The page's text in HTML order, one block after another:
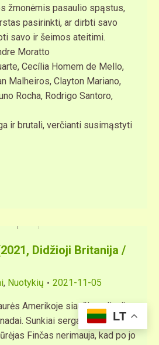
žmonėmis pasaulio spąstus,
pasirinkti, ar dirbti savo
savo ir šeimos ateitimi.
Moratto
Cecília Homem de Mello,
Malheiros, Clayton Mariano,
Rocha, Rodrigo Santoro,
ir brutali, verčianti susimąstyti
Didžioji Britanija /
, Nuotykių 2021-11-05
Amerikoje siaučia radiacija,
Sunkiai sergantis
Finčas nerimauja, kad po jo
LT